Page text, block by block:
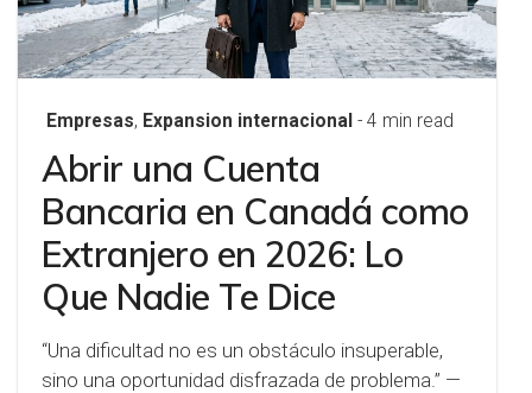
Empresas, Expansion internacional - 4 min read
Abrir una Cuenta
Bancaria en Canadá como
Extranjero en 2026: Lo
Que Nadie Te Dice
“Una dificultad no es un obstáculo insuperable,
sino una oportunidad disfrazada de problema.” —